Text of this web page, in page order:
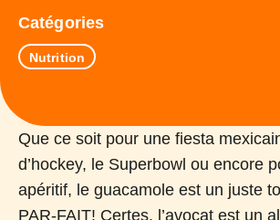
Catégories
Nutrition
Que ce soit pour une fiesta
d’hockey, le Superbowl ou encore
apéritif, le guacamole est un juste
PAR-FAIT! Certes, l’avocat est un